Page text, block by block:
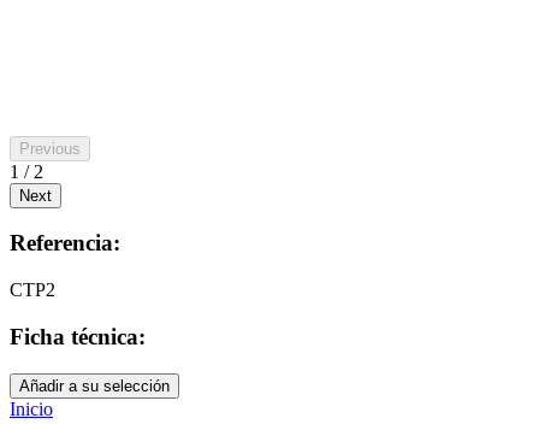
Previous
1 / 2
Next
Referencia:
CTP2
Ficha técnica:
Añadir a su selección
Inicio